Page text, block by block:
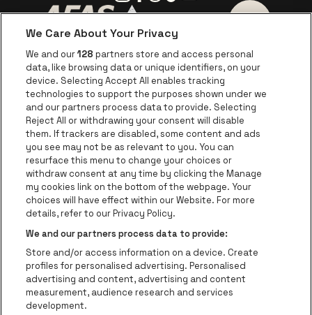
Ga naar
Ga naar de website van Europcar
Ga naar de
Ga naar de website van Coca-Cola
Ga naar de website van
Ga naar de
Ga naar de website van Champagne
Ga naar de website
Ga naar de website van Het
Ga naar de
AFAS Dome is een deel van be•at
AFAS Dome
Schijnpoortweg 119, 2170 Antwerpen
Be-At Venues
Schijnpoortweg 119, 2170 Antwerpen
BTW (BE) 0461.051.688 - RPR Antwerpen
BNP Paribas Fortis - IBAN: BE93 2200 4925 0067 - BIC:
We Care About Your Privacy
We and our128 partners store and access personal
data, like browsing data or unique identifiers, on your
device. Selecting Accept All enables tracking
technologies to support the purposes shown under we
and our partners process data to provide. Selecting
Reject All or withdrawing your consent will disable
them. If trackers are disabled, some content and ads
you see may not be as relevant to you. You can
resurface this menu to change your choices or
withdraw consent at any time by clicking the Manage
my cookies link on the bottom of the webpage. Your
choices will have effect within our Website. For more
details, refer to our Privacy Policy.
We and our partners process data to provide:
Store and/or access information on a device. Create
profiles for personalised advertising. Personalised
advertising and content, advertising and content
measurement, audience research and services
development.